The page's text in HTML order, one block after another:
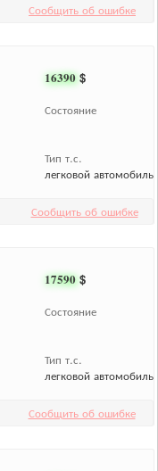
Сообщить об ошибке
16390 $
Состояние
Тип т.с.
легковой автомобиль
Сообщить об ошибке
17590 $
Состояние
Тип т.с.
легковой автомобиль
Сообщить об ошибке